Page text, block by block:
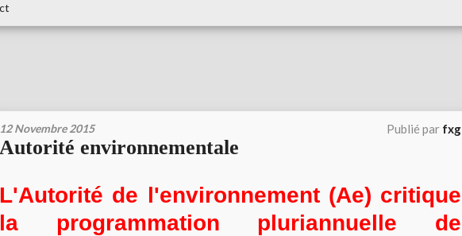
12 Novembre 2015 Publié par fxg
Autorité environnementale
L'Autorité de l'environnement (Ae) critique
la programmation pluriannuelle de